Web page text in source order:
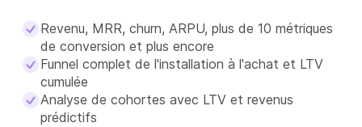
Revenu, MRR, churn, ARPU, plus de 10 métriques
de conversion et plus encore
Funnel complet de l'installation à l'achat et LTV
cumulée
Analyse de cohortes avec LTV et revenus
prédictifs